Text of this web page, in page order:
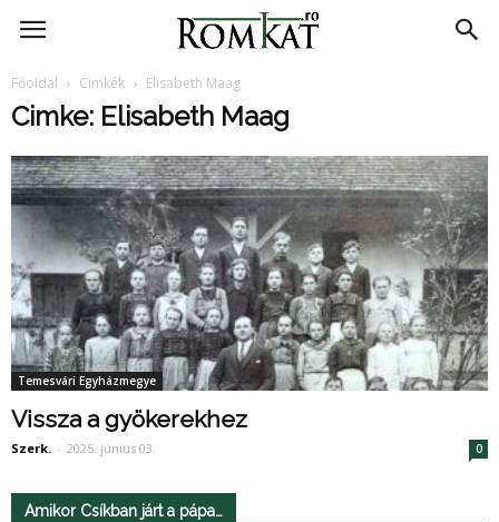
RomKat.ro
Főoldal Cimkék Elisabeth Maag
Cimke: Elisabeth Maag
Temesvári Egyházmegye
Vissza a gyökerekhez
Szerk. - 2025. június 03. 0
Amikor Csíkban járt a pápa…